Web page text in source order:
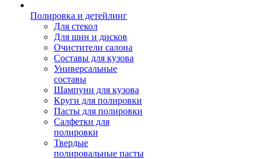
Полировка и детейлинг
Для стекол
Для шин и дисков
Очистители салона
Составы для кузова
Универсальные
составы
Шампуни для кузова
Круги для полировки
Пасты для полировки
Салфетки для
полировки
Твердые
полировальные пасты